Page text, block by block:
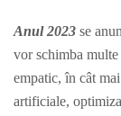
Anul 2023 se
vor schimba
empatic, în cât
artificiale,